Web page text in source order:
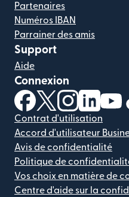
Partenaires
Numéros IBAN
Parrainer des amis
Support
Aide
Connexion
(s'ouvre dans une
(s'ouvre dans
(s'ouvre
Contrat d'utilisation
Accord d'utilisateur
Avis de confidentialité
Politique de
Vos choix en matière de
Centre d'aide sur la